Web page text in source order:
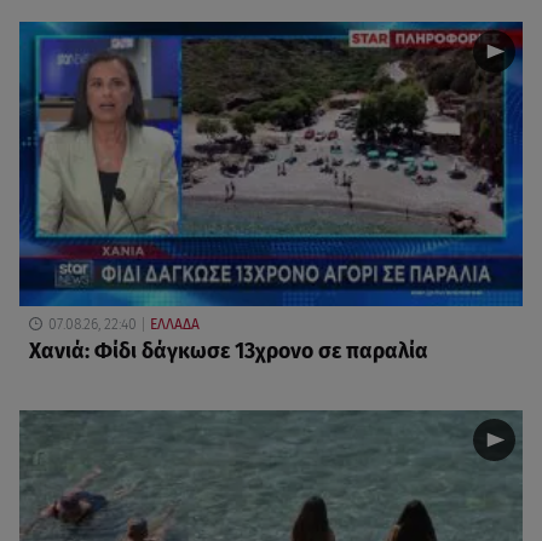
07.08.26, 22:40 ΕΛΛΑΔΑ
Χανιά: Φίδι δάγκωσε 13χρονο σε παραλία